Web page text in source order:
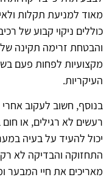
מאוד למניעת תקלות
כוללים ניקוי קבוע של
והבטחת זרימה תקינה
מקצועיות לפחות פעם
העיקריות.
בנוסף, חשוב לעקוב אחרי
רעשים לא רגילים, או
יכול להעיד על בעיה
התחזוקה והבדיקה לא
מאריכים את חיי המבער